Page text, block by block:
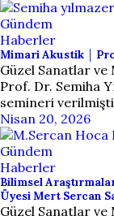
Gündem
Haberler
Mimari Akustik │
Güzel Sanatlar ve
Prof. Dr. Semiha
semineri
Nisan 20, 2026
Gündem
Haberler
Bilimsel
Üyesi Mert Sercan
Güzel Sanatlar ve